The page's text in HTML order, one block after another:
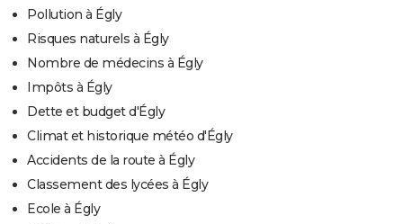
Pollution à Égly
Risques naturels à Égly
Nombre de médecins à Égly
Impôts à Égly
Dette et budget d'Égly
Climat et historique météo d'Égly
Accidents de la route à Égly
Classement des lycées à Égly
Ecole à Égly